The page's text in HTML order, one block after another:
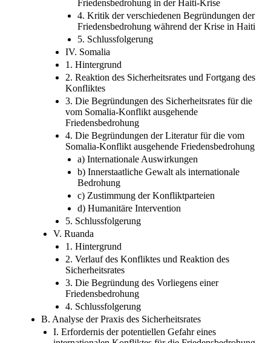
4. Kritik der verschiedenen Begründungen der
Friedensbedrohung während der Krise in Haiti
5. Schlussfolgerung
IV. Somalia
1. Hintergrund
2. Reaktion des Sicherheitsrates und Fortgang des
Konfliktes
3. Die Begründungen des Sicherheitsrates für die
vom Somalia-Konflikt ausgehende
Friedensbedrohung
4. Die Begründungen der Literatur für die vom
Somalia-Konflikt ausgehende Friedensbedrohung
a) Internationale Auswirkungen
b) Innerstaatliche Gewalt als internationale
Bedrohung
c) Zustimmung der Konfliktparteien
d) Humanitäre Intervention
5. Schlussfolgerung
V. Ruanda
1. Hintergrund
2. Verlauf des Konfliktes und Reaktion des
Sicherheitsrates
3. Die Begründung des Vorliegens einer
Friedensbedrohung
4. Schlussfolgerung
B. Analyse der Praxis des Sicherheitsrates
I. Erfordernis der potentiellen Gefahr eines
internationalen Konfliktes für die Friedensbedrohung